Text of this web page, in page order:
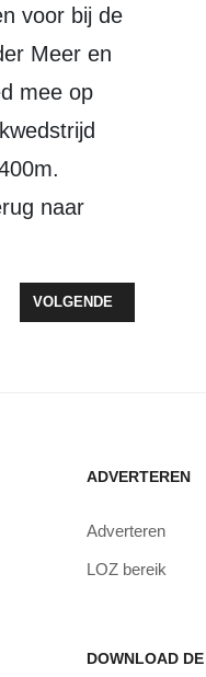
voor bij de
Meer en
mee op
naar
VOLGENDE ARTIKEL:
VOLGENDE
ADVERTEREN
Adverteren
LOZ bereik
DOWNLOAD